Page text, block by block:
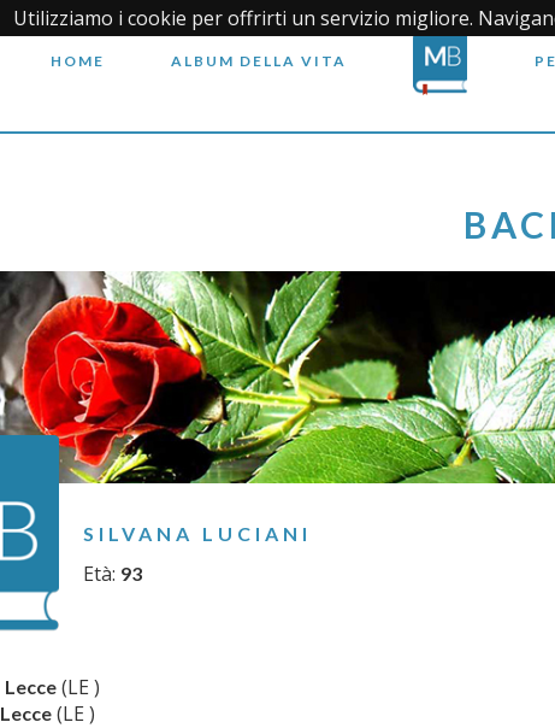
Utilizziamo i cookie per offrirti un servizio migliore.
HOME ALBUM DELLA VITA
SILVANA LUCIANI
Età: 93
Lecce (LE )
Lecce (LE )